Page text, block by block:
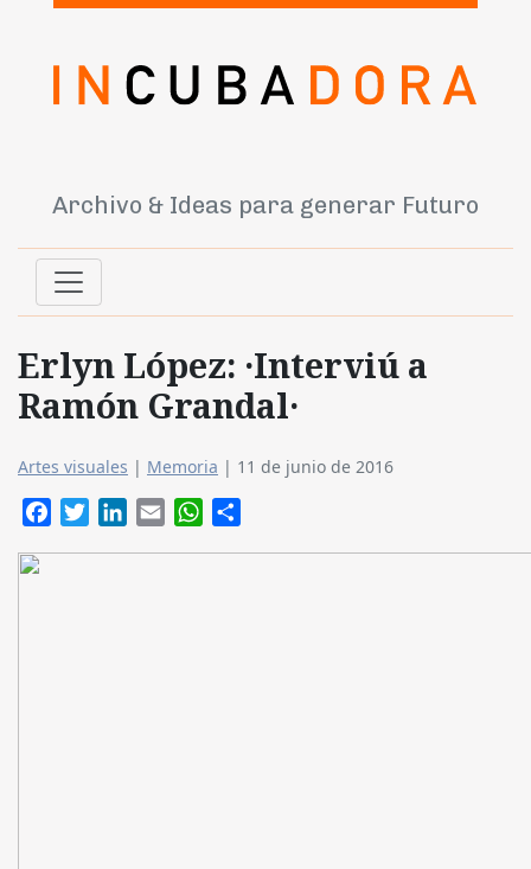
Archivo & Ideas para generar Futuro
Erlyn López: ·Interviú a
Ramón Grandal·
Artes visuales | Memoria | 11 de junio de 2016
FacebookTwitterLinkedIn
Email WhatsApp